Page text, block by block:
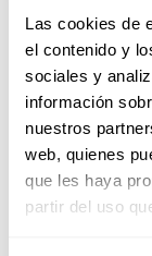
Las cookies de
el contenido y
sociales y
información
nuestros
web, quienes
que les haya
partir del uso
La